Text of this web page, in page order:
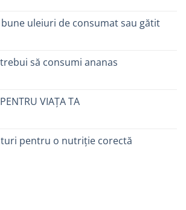
bune uleiuri de consumat sau gătit
să consumi ananas
VIAȚA TA
pentru o nutriție corectă